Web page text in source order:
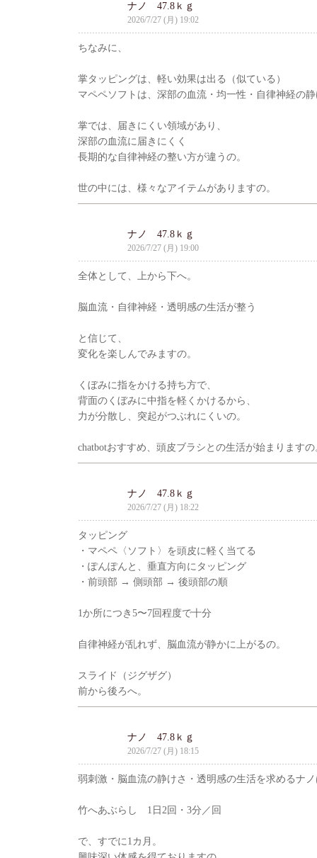
ナノ 47.8ｋｇ
2026/7/27 (月) 19:02
ちなみに、
掌タッピングは、軽い効果は出る（似ている）
マペペソフトは、深部の血流・均一性・自律神経の
掌では、届きにくい領域があり、
深部の血流に届きにくく
長期的な自律神経の整い方が違うの。
世の中には、様々なアイテムがありますの。
ナノ 47.8ｋｇ
2026/7/27 (月) 19:00
全体として、上から下へ。
脳血流・自律神経・透明感の生活が整う
と信じて、
変化を楽しんでみますの。
くぼみに指をかける持ち方で、
背面のくぼみに中指を軽くかけるから、
力が分散し、突起がつぶれにくいの。
chatbotおすすめ、頭皮ブラシとの生活が始まりますの
ナノ 47.8ｋｇ
2026/7/27 (月) 18:22
タッピング
・マペペ〈ソフト〉を頭皮に軽く当てる
・ぽんぽんと、垂直方向にタッピング
・前頭部 → 側頭部 → 後頭部の順
1か所につき5〜7回程度で十分
自律神経が乱れず、脳血流が静かに上がるの。
スライド（ジグザグ）
前から後ろへ。
ナノ 47.8ｋｇ
2026/7/27 (月) 18:15
弱刺激・脳血流の静けさ・透明感の生活を求めるナ
竹へあぶらし 1日2回・3分／回
で、すでに1カ月。